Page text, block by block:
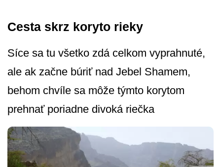
Cesta skrz koryto rieky
Síce sa tu všetko zdá celkom vyprahnuté,
ale ak začne búriť nad Jebel Shamem,
behom chvíle sa môže týmto korytom
prehnať poriadne divoká riečka